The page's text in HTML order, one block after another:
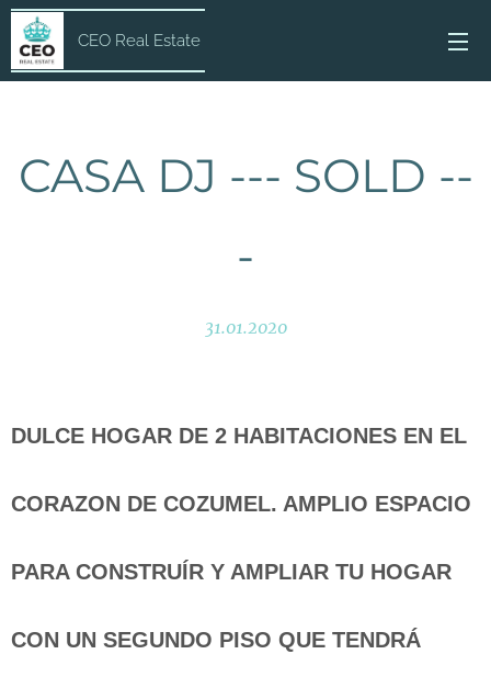
CEO Real Estate
CASA DJ --- SOLD --
-
31.01.2020
DULCE HOGAR DE 2 HABITACIONES EN EL
CORAZON DE COZUMEL. AMPLIO ESPACIO
PARA CONSTRUÍR Y AMPLIAR TU HOGAR
CON UN SEGUNDO PISO QUE TENDRÁ